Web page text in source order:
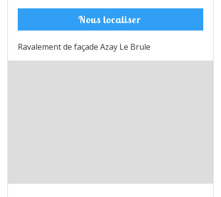
Nous localiser
Ravalement de façade Azay Le Brule